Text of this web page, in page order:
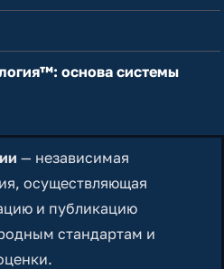
основа системы
— независимая
осуществляющая
и публикацию
стандартам и